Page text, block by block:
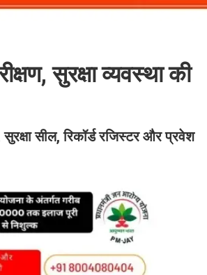
सुरक्षा व्यवस्था की
सील, रिकॉर्ड रजिस्टर और प्रवेश